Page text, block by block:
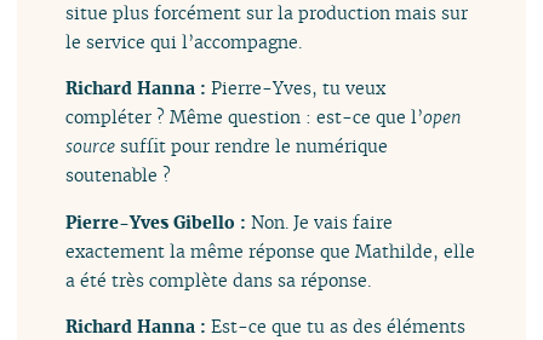
situe plus forcément sur la production mais sur
le service qui l’accompagne.
Richard Hanna :Pierre-Yves, tu veux
compléter ? Même question : est-ce que l’open
source suffit pour rendre le numérique
soutenable ?
Pierre-Yves Gibello :Non. Je vais faire
exactement la même réponse que Mathilde, elle
a été très complète dans sa réponse.
Richard Hanna :Est-ce que tu as des éléments